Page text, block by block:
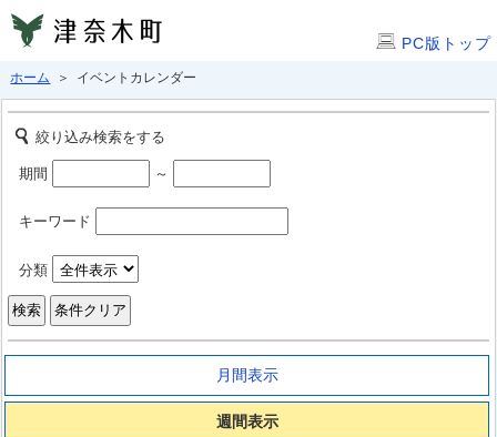
PC版トップ
ホーム ＞ イベントカレンダー
絞り込み検索をする
期間 ～
キーワード
分類
月間表示
週間表示